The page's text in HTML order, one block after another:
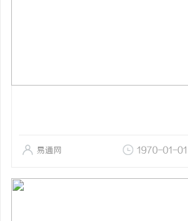
易通网 1970-01-01